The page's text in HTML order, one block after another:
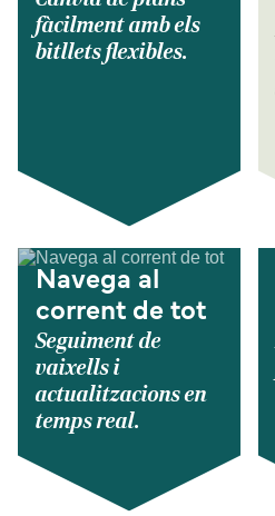
fàcilment amb els
bitllets flexibles.
Navega al
corrent de tot
Seguiment de
vaixells i
actualitzacions en
temps real.